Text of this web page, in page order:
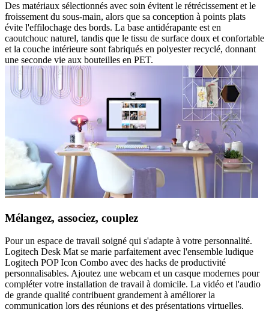
Des matériaux sélectionnés avec soin évitent le rétrécissement et le
froissement du sous-main, alors que sa conception à points plats
évite l'effilochage des bords. La base antidérapante est en
caoutchouc naturel, tandis que le tissu de surface doux et confortable
et la couche intérieure sont fabriqués en polyester recyclé, donnant
une seconde vie aux bouteilles en PET.
Mélangez, associez, couplez
Pour un espace de travail soigné qui s'adapte à votre personnalité.
Logitech Desk Mat se marie parfaitement avec l'ensemble ludique
Logitech POP Icon Combo avec des hacks de productivité
personnalisables. Ajoutez une webcam et un casque modernes pour
compléter votre installation de travail à domicile. La vidéo et l'audio
de grande qualité contribuent grandement à améliorer la
communication lors des réunions et des présentations virtuelles.